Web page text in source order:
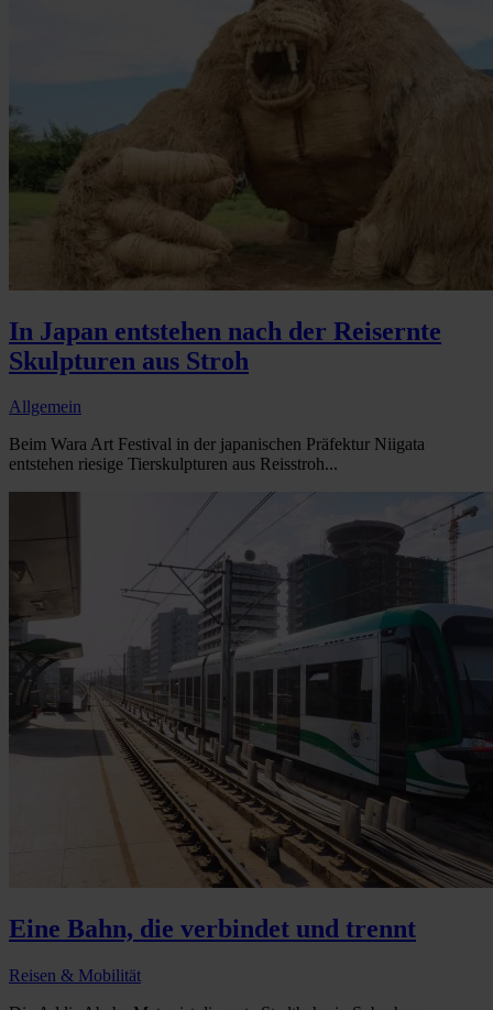
In Japan entstehen nach der Reisernte
Skulpturen aus Stroh
Allgemein
Beim Wara Art Festival in der japanischen Präfektur Niigata
entstehen riesige Tierskulpturen aus Reisstroh...
Eine Bahn, die verbindet und trennt
Reisen & Mobilität